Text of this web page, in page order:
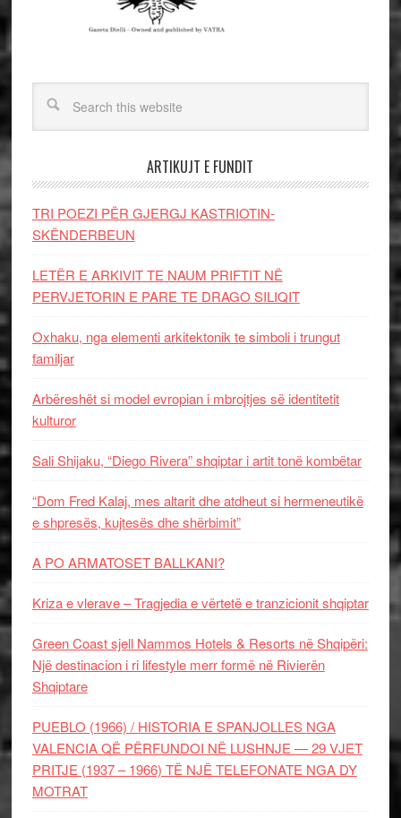
ARTIKUJT E FUNDIT
TRI POEZI PËR GJERGJ KASTRIOTIN-
SKËNDERBEUN
LETËR E ARKIVIT TE NAUM PRIFTIT NË
PERVJETORIN E PARE TE DRAGO SILIQIT
Oxhaku, nga elementi arkitektonik te simboli i trungut
familjar
Arbëreshët si model evropian i mbrojtjes së identitetit
kulturor
Sali Shijaku, “Diego Rivera” shqiptar i artit tonë kombëtar
“Dom Fred Kalaj, mes altarit dhe atdheut si hermeneutikë
e shpresës, kujtesës dhe shërbimit”
A PO ARMATOSET BALLKANI?
Kriza e vlerave – Tragjedia e vërtetë e tranzicionit shqiptar
Green Coast sjell Nammos Hotels & Resorts në Shqipëri:
Një destinacion i ri lifestyle merr formë në Rivierën
Shqiptare
PUEBLO (1966) / HISTORIA E SPANJOLLES NGA
VALENCIA QË PËRFUNDOI NË LUSHNJE — 29 VJET
PRITJE (1937 – 1966) TË NJË TELEFONATE NGA DY
MOTRAT